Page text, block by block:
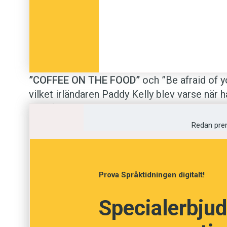
”COFFEE ON THE FOOD” och ”Be afraid of
vilket irländaren Paddy Kelly blev varse när
vilket resulterar i reklamtexter med en unik
för att förfasas över märkligheterna börjar
Och i takt med att han
och deras livsstil.
Redan
Prova Språktidningen digitalt!